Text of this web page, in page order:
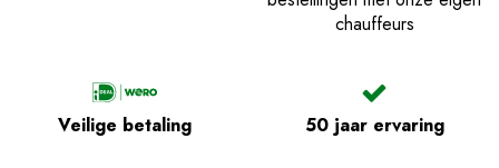
chauffeurs
Veilige betaling 50 jaar ervaring